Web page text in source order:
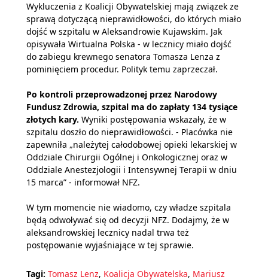
Wykluczenia z Koalicji Obywatelskiej mają związek ze
sprawą dotyczącą nieprawidłowości, do których miało
dojść w szpitalu w Aleksandrowie Kujawskim. Jak
opisywała Wirtualna Polska - w lecznicy miało dojść
do zabiegu krewnego senatora Tomasza Lenza z
pominięciem procedur. Polityk temu zaprzeczał.
Po kontroli przeprowadzonej przez Narodowy
Fundusz Zdrowia, szpital ma do zapłaty 134 tysiące
złotych kary. Wyniki postępowania wskazały, że w
szpitalu doszło do nieprawidłowości. - Placówka nie
zapewniła „należytej całodobowej opieki lekarskiej w
Oddziale Chirurgii Ogólnej i Onkologicznej oraz w
Oddziale Anestezjologii i Intensywnej Terapii w dniu
15 marca” - informował NFZ.
W tym momencie nie wiadomo, czy władze szpitala
będą odwoływać się od decyzji NFZ. Dodajmy, że w
aleksandrowskiej lecznicy nadal trwa też
postępowanie wyjaśniające w tej sprawie.
Tagi: Tomasz Lenz, Koalicja Obywatelska, Mariusz